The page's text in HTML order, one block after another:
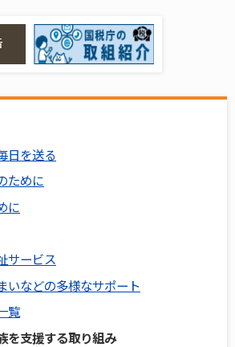
日を送る
ために
に
サービス
いなどの多様なサポート
覧
を支援する取り組み